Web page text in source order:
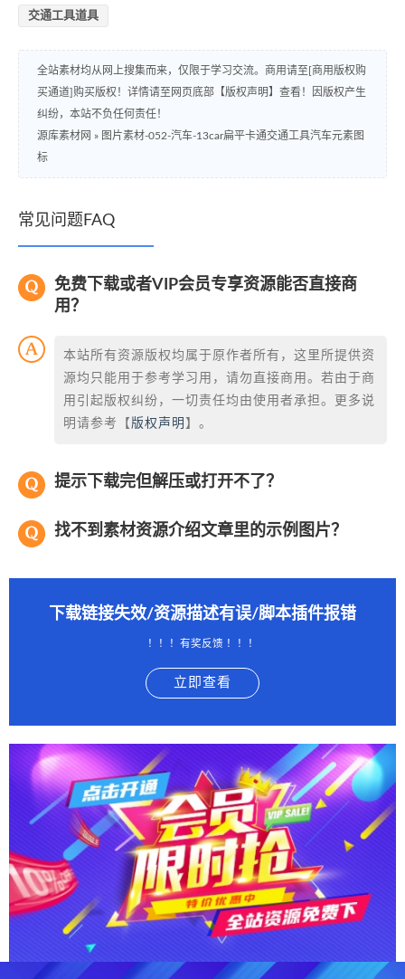
交通工具道具
全站素材均从网上搜集而来，仅限于学习交流。商用请至[商用版权购
买通道]购买版权！详情请至网页底部【版权声明】查看！因版权产生
纠纷，本站不负任何责任！
源库素材网 » 图片素材-052-汽车-13car扁平卡通交通工具汽车元素图
标
常见问题FAQ
免费下载或者VIP会员专享资源能否直接商
用？
本站所有资源版权均属于原作者所有，这里所提供资
源均只能用于参考学习用，请勿直接商用。若由于商
用引起版权纠纷，一切责任均由使用者承担。更多说
明请参考【 版权声明 】。
提示下载完但解压或打开不了？
找不到素材资源介绍文章里的示例图片？
下载链接失效/资源描述有误/脚本插件报错
！！！有奖反馈 ！！！
立即查看